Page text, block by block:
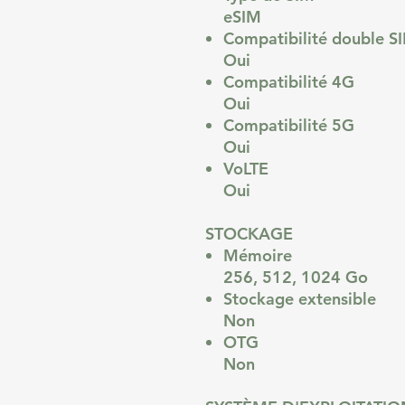
eSIM
Compatibilité double
Oui
Compatibilité 4G
Oui
Compatibilité 5G
Oui
VoLTE
Oui
STOCKAGE
Mémoire
256, 512, 1024 Go
Stockage extensible
Non
OTG
Non